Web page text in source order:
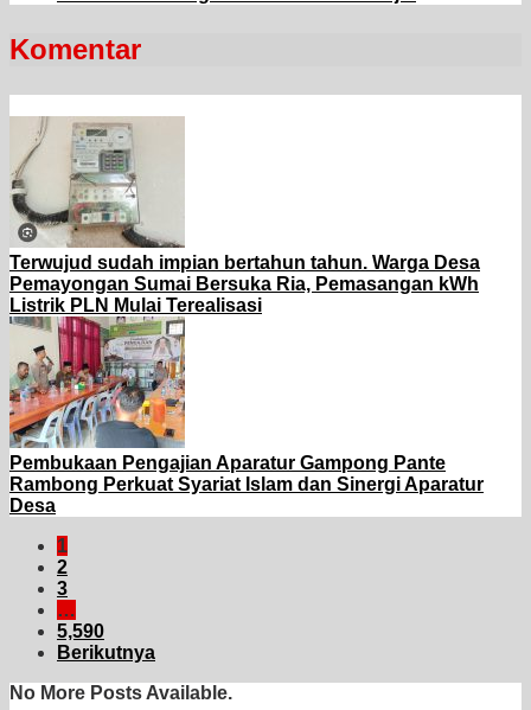
Komentar
Terwujud sudah impian bertahun tahun. Warga Desa
Pemayongan Sumai Bersuka Ria, Pemasangan kWh
Listrik PLN Mulai Terealisasi
Pembukaan Pengajian Aparatur Gampong Pante
Rambong Perkuat Syariat Islam dan Sinergi Aparatur
Desa
1
2
3
…
5,590
Berikutnya
No More Posts Available.